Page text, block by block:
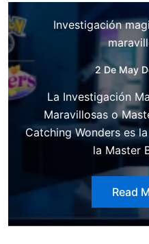
Investigación
2 De May
La Investigación
Maravillosas o
Catching Wonders es
la Master
Read